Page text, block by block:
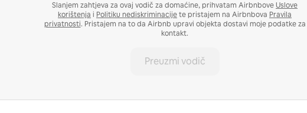
Slanjem zahtjeva za ovaj vodič za domaćine, prihvatam AirbnboveUslove
korištenja i Politiku nediskriminacijete pristajem na Airbnbova Pravila
privatnosti. Pristajem na to da Airbnb upravi objekta dostavi moje podatke za
kontakt.
Preuzmi vodič